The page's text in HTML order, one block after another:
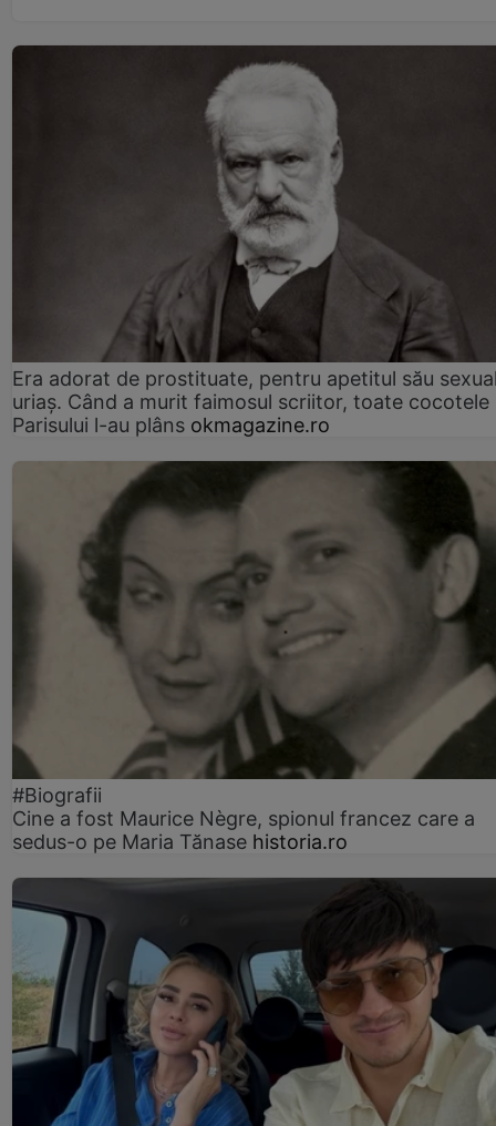
Era adorat de prostituate, pentru apetitul său
uriaș. Când a murit faimosul scriitor, toate cocotele
Parisului l-au plâns okmagazine.ro
#Biografii
Cine a fost Maurice Nègre, spionul francez care a
sedus-o pe Maria Tănase historia.ro